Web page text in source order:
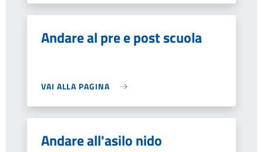
Andare al pre e post scuola
VAI ALLA PAGINA
Andare all'asilo nido